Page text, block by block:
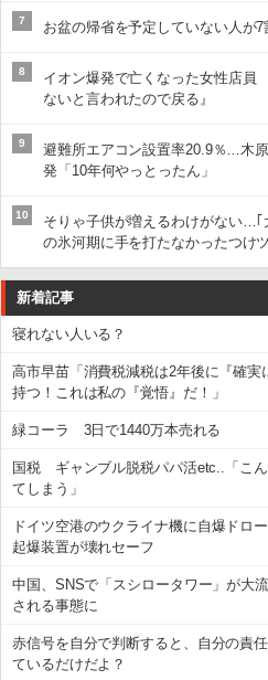
7 お盆の帰省を予定していない人が
8
イオン爆発で亡くなった女性店
ないと言われたので戻る』
9
避難所エアコン設置率20.9％…木
発「10年何やっとったん」
10
そりゃ子供が増えるわけがない…｢
の氷河期に手を打たなかったつけ
新着記事
寝れない人いる？
高市早苗「消費税減税は2年後に『確
持つ！これは私の『覚悟』だ！」
緑コーラ 3日で1440万本売れる
国税 ギャンブル脱税パパ活etc..「こ
てしまう」
ドイツ空港のウクライナ機に自爆ド
起爆装置が壊れセーフ
中国、SNSで「スシロータワー」が大
される事態に
赤信号を自分で判断すると、自分の責
ているだけだよ？